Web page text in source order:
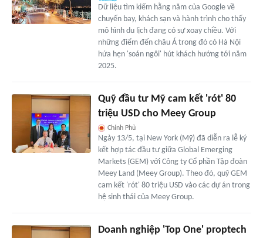
Dữ liệu tìm kiếm hằng năm của Google về
chuyến bay, khách sạn và hành trình cho thấy
mô hình du lịch đang có sự xoay chiều. Với
những điểm đến châu Á trong đó có Hà Nội
hứa hẹn 'soán ngôi' hút khách hướng tới năm
2025.
Quỹ đầu tư Mỹ cam kết 'rót' 80
triệu USD cho Meey Group
Chính Phủ
Ngày 13/5, tại New York (Mỹ) đã diễn ra lễ ký
kết hợp tác đầu tư giữa Global Emerging
Markets (GEM) với Công ty Cổ phần Tập đoàn
Meey Land (Meey Group). Theo đó, quỹ GEM
cam kết 'rót' 80 triệu USD vào các dự án trong
hệ sinh thái của Meey Group.
Doanh nghiệp 'Top One' proptech